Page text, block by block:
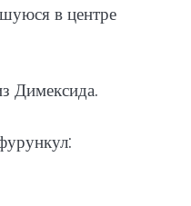
в центре
Димексида.